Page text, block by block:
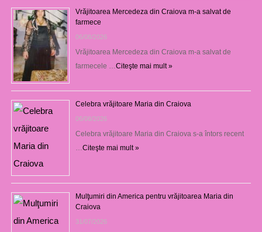
Vrăjitoarea Mercedeza din Craiova m-a salvat de
farmece
06/08/2026
Vrăjitoarea Mercedeza din Craiova m-a salvat de
farmecele …Citeşte mai mult »
Celebra vrăjitoare Maria din Craiova
06/08/2026
Celebra vrăjitoare Maria din Craiova s-a întors recent
…Citeşte mai mult »
Mulţumiri din America pentru vrăjitoarea Maria din
Craiova
31/07/2026